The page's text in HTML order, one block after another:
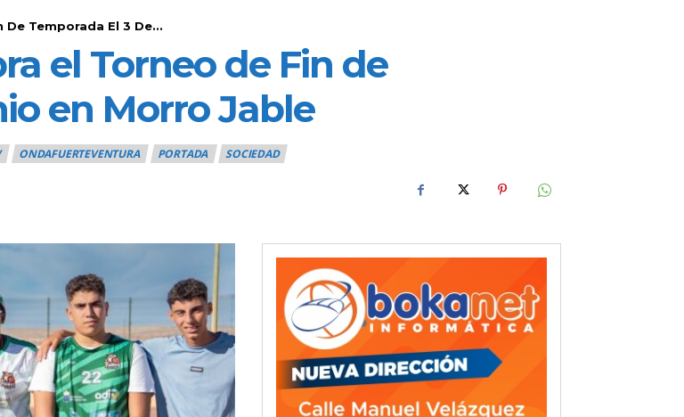
Temporada El 3 De...
el Torneo de Fin de
en Morro Jable
ONDAFUERTEVENTURA PORTADA SOCIEDAD